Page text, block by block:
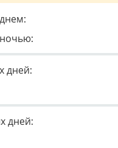
дней:
дней: